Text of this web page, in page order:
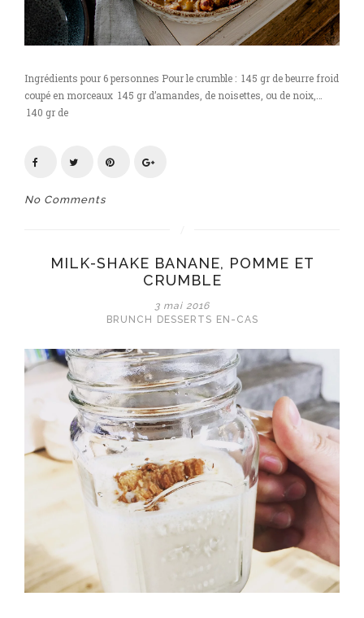
Ingrédients pour 6 personnes Pour le crumble : 145 gr de beurre froid
coupé en morceaux 145 gr d’amandes, de noisettes, ou de noix,…
140 gr de
No Comments
MILK-SHAKE BANANE, POMME ET
CRUMBLE
3 mai 2016
BRUNCH
DESSERTS EN-CAS